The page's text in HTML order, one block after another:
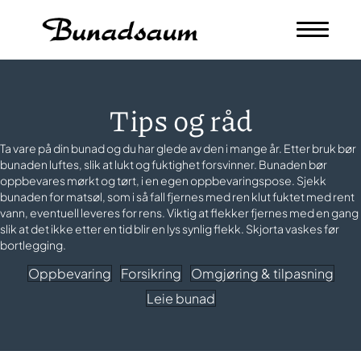
Tips og råd
Ta vare på din bunad og du har glede av den i mange år. Etter bruk bør
bunaden luftes, slik at lukt og fuktighet forsvinner. Bunaden bør
oppbevares mørkt og tørt, i en egen oppbevaringspose. Sjekk
bunaden for matsøl, som i så fall fjernes med ren klut fuktet med rent
vann, eventuell leveres for rens. Viktig at flekker fjernes med en gang
slik at det ikke etter en tid blir en lys synlig flekk. Skjorta vaskes før
bortlegging.
Oppbevaring Forsikring
Omgjøring & tilpasning
Leie bunad